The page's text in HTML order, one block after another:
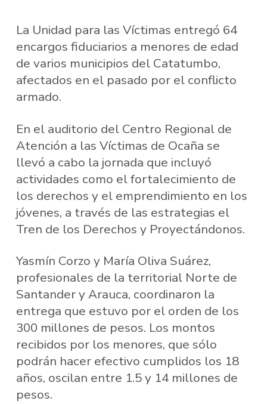
La Unidad para las Víctimas entregó 64
encargos fiduciarios a menores de edad
de varios municipios del Catatumbo,
afectados en el pasado por el conflicto
armado.
En el auditorio del Centro Regional de
Atención a las Víctimas de Ocaña se
llevó a cabo la jornada que incluyó
actividades como el fortalecimiento de
los derechos y el emprendimiento en los
jóvenes, a través de las estrategias el
Tren de los Derechos y Proyectándonos.
Yasmín Corzo y María Oliva Suárez,
profesionales de la territorial Norte de
Santander y Arauca, coordinaron la
entrega que estuvo por el orden de los
300 millones de pesos. Los montos
recibidos por los menores, que sólo
podrán hacer efectivo cumplidos los 18
años, oscilan entre 1.5 y 14 millones de
pesos.